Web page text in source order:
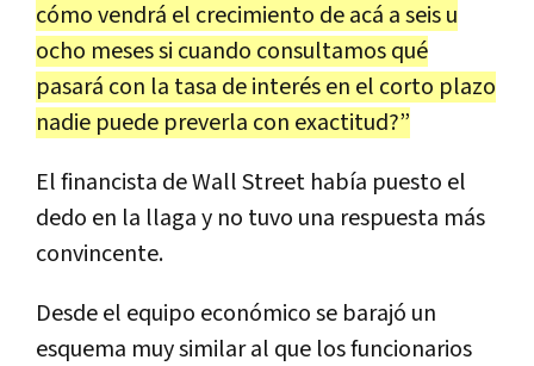
cómo vendrá el crecimiento de acá a seis u
ocho meses si cuando consultamos qué
pasará con la tasa de interés en el corto plazo
nadie puede preverla con exactitud?”
El financista de Wall Street había puesto el
dedo en la llaga y no tuvo una respuesta más
convincente.
Desde el equipo económico se barajó un
esquema muy similar al que los funcionarios